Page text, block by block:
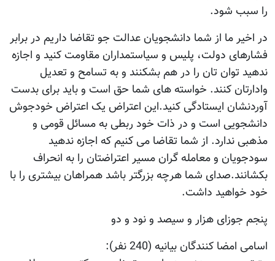
را سبب شود.
در اخیر ما از شما دانشجویان عدالت جو تقاضا داریم در برابر
فشارهای دولت، پلیس و سیاستمداران مقاومت کنید و اجازه
ندهید توان تان را در هم بشکنند و به تسامح و تعدیل
وادارتان کنند. خواسته های شما حق است و باید برای بدست
آوردنشان ایستادگی کنید.این اعتراض یک اعتراض خودجوش
دانشجویی است و در ذات خود ربطی به مسائل قومی و
مذهبی ندارد. از شما تقاضا می کنیم که اجازه ندهید
سودجویان و معامله گران مسیر اعتراضتان را به انحراف
بکشانند.صدای شما هرچه بزرگتر باشد همراهان بیشتری را با
خود خواهید داشت.
پنجم جوزای هزار و سیصد و نود و دو
اسامی امضا کنندگان بیانیه (240 نفر):